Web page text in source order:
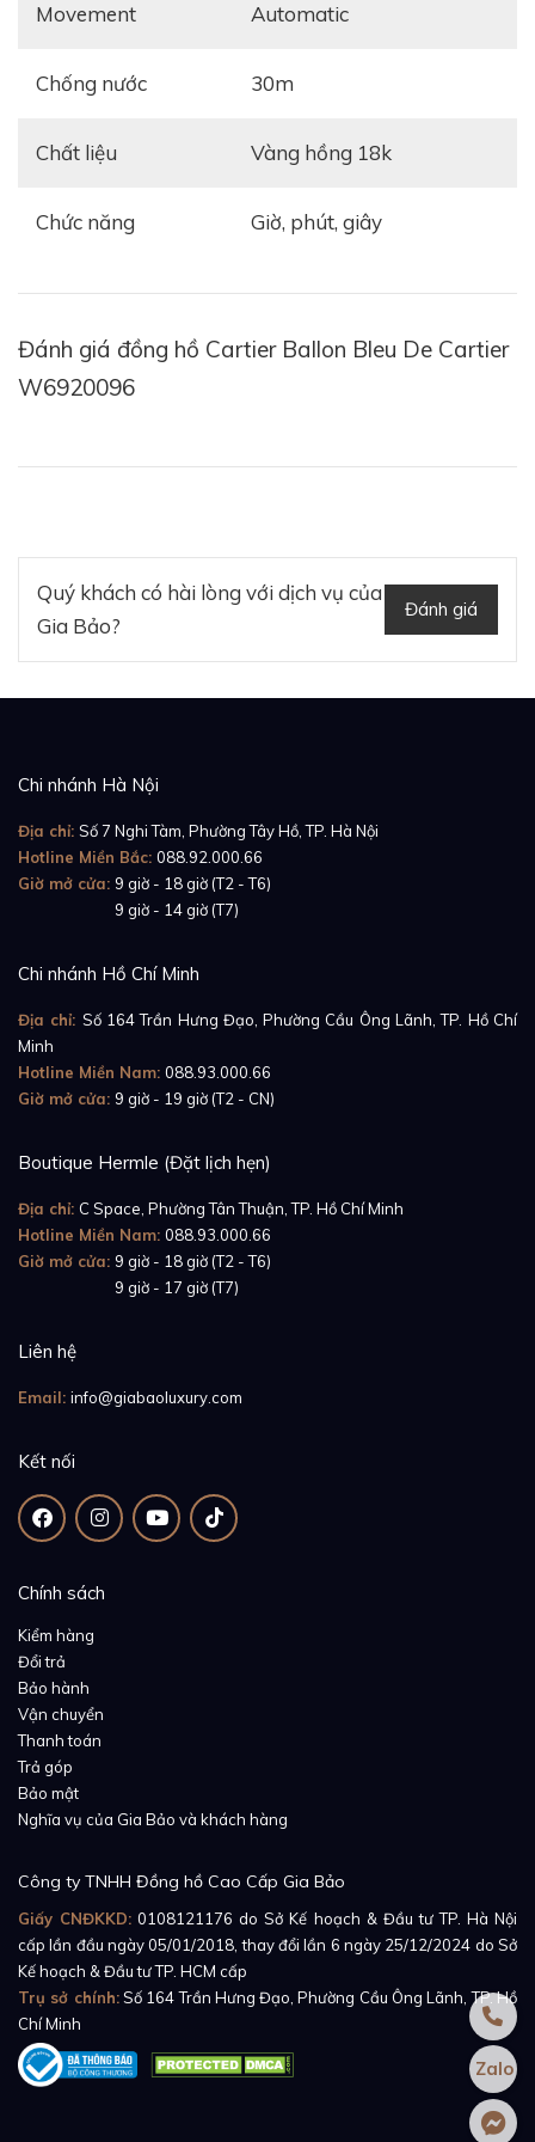
Tham khảo:
Vành bezel là một trong những điểm nhấn giúp cho
đồng hồ nhận được cái “gật đầu” từ khách hàng từ cái
nhìn đầu tiên. Không quá cầu kỳ cũng không hề đơn
điệu, thiết kế vành bezel mang đến một sắc màu sang
lớn nhỏ. Đặc biệt, ngay vị trí núm điều chỉnh, vành
bezel được thiết kế nhô ra giúp bảo vệ núm điều
chỉnh và tạo phong cách mới lạ, độc đáo. Núm điều
đá sapphire cao cấp hình cabochon màu xanh lam vô
Mặt số đồng hồ được mạ bạc và trang trí bằng chi tiết
hình vân sóng ở trung tâm giúp cho đồng hồ toát lên
vẻ đẹp trang nhã, quý phái và đầy sức hút. Cọc số La
hợp với tone trắng chủ đạo của mặt số. Bộ kim ở
trung tâm gây thương nhớ bởi kiểu dáng hình thanh
kiếm màu xanh lạ mắt.
Movement automatic
Chống nước 30m
Chất liệu vàng hồng 18k
Chức năng Giờ, phút, giây
Đánh giá đồng hồ Cartier Ballon Bleu De Cartier
W6920096
Quý khách có hài lòng với dịch vụ của
Gia Bảo?
Đánh giá
Chi nhánh Hà Nội
Địa chỉ: Số 7 Nghi Tàm, Phường Tây Hồ, TP. Hà Nội
Hotline Miền Bắc: 088.92.000.66
Giờ mở cửa: 9 giờ - 18 giờ (T2 - T6)
9 giờ - 14 giờ (T7)
Chi nhánh Hồ Chí Minh
Địa chỉ: Số 164 Trần Hưng Đạo, Phường Cầu Ông Lãnh, TP. Hồ Chí
Minh
Hotline Miền Nam: 088.93.000.66
Giờ mở cửa: 9 giờ - 19 giờ (T2 - CN)
Boutique Hermle (Đặt lịch hẹn)
Địa chỉ: C Space, Phường Tân Thuận, TP. Hồ Chí Minh
Hotline Miền Nam: 088.93.000.66
Giờ mở cửa: 9 giờ - 18 giờ (T2 - T6)
9 giờ - 17 giờ (T7)
Liên hệ
Email: info@giabaoluxury.com
Kết nối
Chính sách
Kiểm hàng
Đổi trả
Bảo hành
Vận chuyển
Thanh toán
Trả góp
Bảo mật
Nghĩa vụ của Gia Bảo và khách hàng
Công ty TNHH Đồng hồ Cao Cấp Gia Bảo
Giấy CNĐKKD: 0108121176 do Sở Kế hoạch & Đầu tư TP. Hà Nội
cấp lần đầu ngày 05/01/2018, thay đổi lần 6 ngày 25/12/2024 do Sở
Kế hoạch & Đầu tư TP. HCM cấp
Trụ sở chính:Số 164 Trần Hưng Đạo, Phường Cầu Ông Lãnh, TP. Hồ
Chí Minh
Zalo